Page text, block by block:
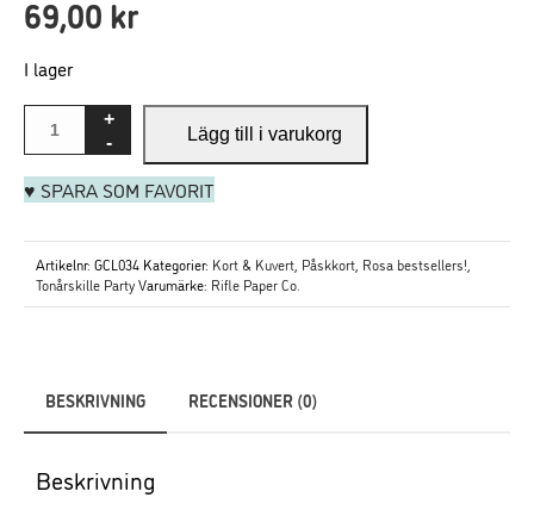
69,00 kr
I lager
Lägg till i varukorg
♥ SPARA SOM FAVORIT
Artikelnr: GCL034 Kategorier: Kort & Kuvert Påskkort Rosa bestsellers!
Tonårskille PartyVarumärke: Rifle Paper Co.
BESKRIVNING RECENSIONER (0)
Beskrivning
Nödvändiga
Dessa
cookies går
bort. De
behövs för att
hemsidan
kunna
förbättra